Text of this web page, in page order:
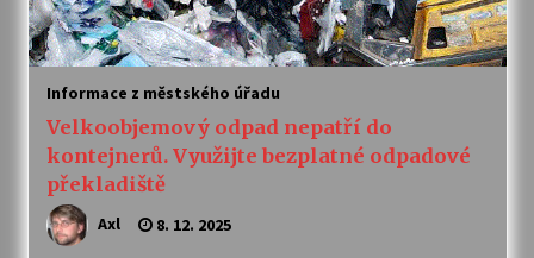
Vysočinka
17. 7. 2026
Ozvěny prázdnin
Informace z městského úřadu
Velkoobjemový odpad nepatří do
kontejnerů. Využijte bezplatné odpadové
překladiště
Axl 8. 12. 2025